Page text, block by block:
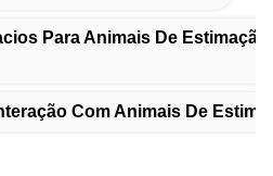
Para Animais De Estimação
Com Animais De